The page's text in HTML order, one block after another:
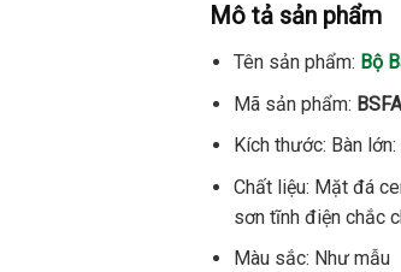
là:
Mô tả sản phẩm
Tên sản phẩm: Bộ
Mã sản phẩm:
Kích thước: Bàn
Chất liệu: Mặt đá
sơn tĩnh điện chắc
Màu sắc: Như mẫu